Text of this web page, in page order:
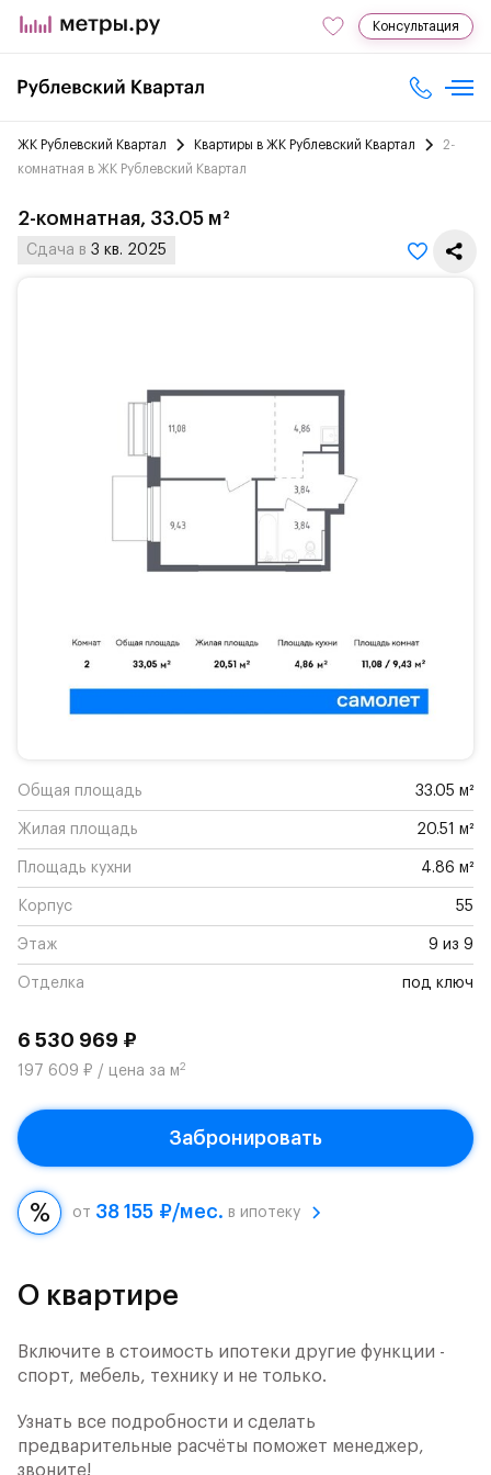
Консультация
ЖК Рублевский Квартал Квартиры в ЖК Рублевский Квартал
2-
комнатная в ЖК Рублевский Квартал
2-комнатная, 33.05 м²
Сдача в 3 кв. 2025
Общая площадь 33.05 м²
Жилая площадь 20.51 м²
Площадь кухни 4.86 м²
Корпус 55
Этаж 9 из 9
Отделка под ключ
6 530 969 ₽
197 609 ₽ / цена за м2
Забронировать
от 38 155 ₽/мес. в ипотеку
О квартире
Включите в стоимость ипотеки другие функции -
спорт, мебель, технику и не только.
Узнать все подробности и сделать
предварительные расчёты поможет менеджер,
звоните!